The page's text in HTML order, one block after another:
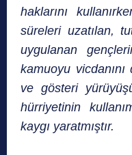
haklarını
süreleri uzatılan,
uygulanan
kamuoyu
ve gösteri
hürriyetinin
kaygı yaratmıştır.